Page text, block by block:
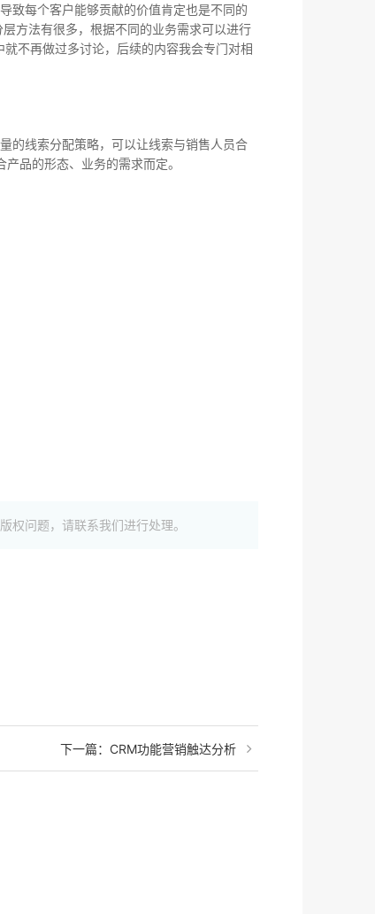
致每个客户能够贡献的价值肯定也是不同的
方法有很多，根据不同的业务需求可以进行
不再做过多讨论，后续的内容我会专门对相
的线索分配策略，可以让线索与销售人员合
品的形态、业务的需求而定。
问题，请联系我们进行处理。
下一篇： CRM功能营销触达分析